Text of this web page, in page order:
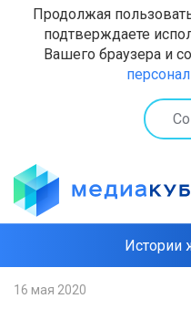
Продолжая
подтверждаете
Вашего браузера и
Истории
16 мая 2020